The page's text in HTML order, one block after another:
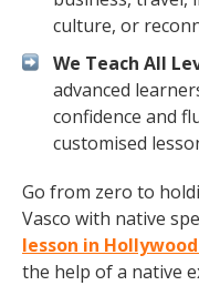
culture, or
We Teach All
advanced
confidence and
customised
Go from zero to
Vasco with native
lesson in
the help of a native